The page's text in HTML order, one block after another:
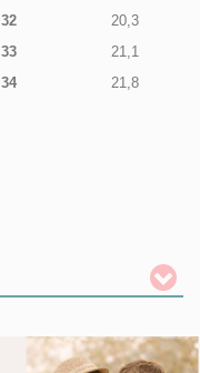
32
20,3
33
21,1
34
21,8